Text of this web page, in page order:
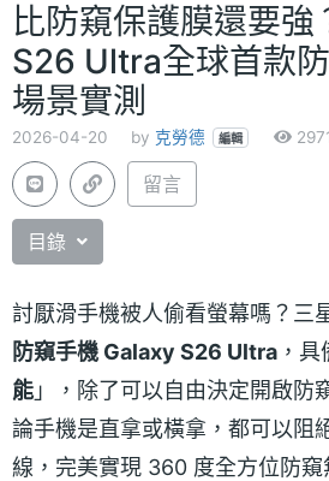
比防窺保護膜還要
S26 Ultra全球首款
場景實測
2026-04-20 by 克勞德 編輯
留言
目錄
討厭滑手機被人偷看螢幕嗎？三
防窺手機 Galaxy S26 Ultra ，
能 」，除了可以自由決定開啟防
論手機是直拿或橫拿，都可以阻
線，完美實現 360 度全方位防窺